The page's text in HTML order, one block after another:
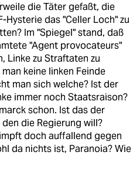
die Täter gefaßt, die
Hysterie das "Celler Loch" zu
Im "Spiegel" stand, daß
"Agent provocateurs"
Linke zu Straftaten zu
keine linken Feinde
man sich welche? Ist der
immer noch Staatsraison?
schon. Ist das der
die Regierung will?
doch auffallend gegen
da nichts ist, Paranoia? Wie